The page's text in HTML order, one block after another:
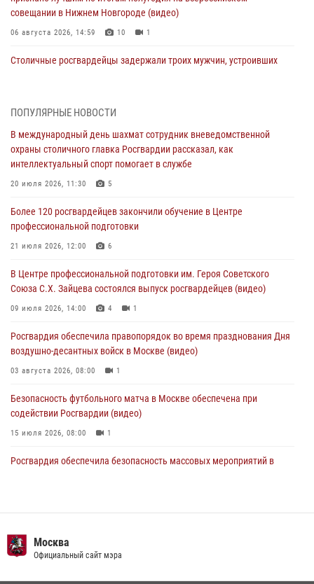
совещании в Нижнем Новгороде (видео)
06 августа 2026, 14:59 10 1
Столичные росгвардейцы задержали троих мужчин, устроивших
матче в Москве обеспечила Росгвардия (видео)
06 августа 2026, 08:30
Столичные росгвардейцы задержали мужчину, устроившего дебош
05 августа 2026, 12:39
Московские росгвардейцы обеспечили безопасность проведения
05 августа 2026, 12:35
Делегация МВД Республики Беларусь ознакомилась с передовыми
04 августа 2026, 18:16 5
ПОПУЛЯРНЫЕ НОВОСТИ
В международный день шахмат сотрудник вневедомственной
охраны столичного главка Росгвардии рассказал, как
интеллектуальный спорт помогает в службе
20 июля 2026, 11:30 5
Более 120 росгвардейцев закончили обучение в Центре
профессиональной подготовки
21 июля 2026, 12:00 6
В Центре профессиональной подготовки им. Героя Советского
Союза С.Х. Зайцева состоялся выпуск росгвардейцев (видео)
09 июля 2026, 14:00 4 1
Росгвардия обеспечила правопорядок во время празднования Дня
воздушно-десантных войск в Москве (видео)
03 августа 2026, 08:00 1
Безопасность футбольного матча в Москве обеспечена при
содействии Росгвардии (видео)
15 июля 2026, 08:00 1
Росгвардия обеспечила безопасность массовых мероприятий в
чемпионат по самбо (виео)
15 июля 2026, 14:00 8
Москва
Официальный сайт мэра